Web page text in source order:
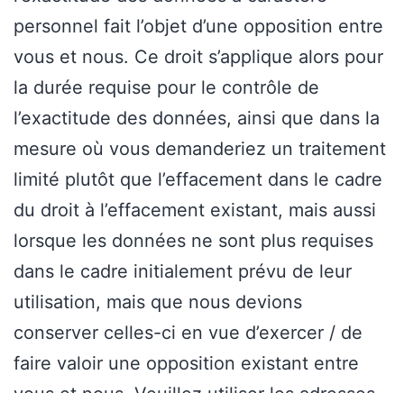
personnel fait l’objet d’une opposition entre
vous et nous. Ce droit s’applique alors pour
la durée requise pour le contrôle de
l’exactitude des données, ainsi que dans la
mesure où vous demanderiez un traitement
limité plutôt que l’effacement dans le cadre
du droit à l’effacement existant, mais aussi
lorsque les données ne sont plus requises
dans le cadre initialement prévu de leur
utilisation, mais que nous devions
conserver celles-ci en vue d’exercer / de
faire valoir une opposition existant entre